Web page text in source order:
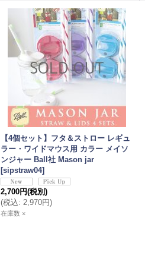
【4個セット】フタ＆ストロー レギュ
ラー・ワイドマウス用 カラー メイソ
ンジャー Ball社 Mason jar
[sipstraw04]
2,700円(税別)
(税込: 2,970円)
在庫数 ×